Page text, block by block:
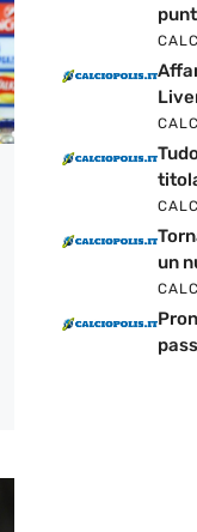
un